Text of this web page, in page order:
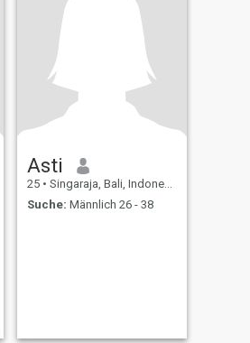
Asti
25 • Singaraja, Bali, Indonesien
Suche: Männlich 26 - 38